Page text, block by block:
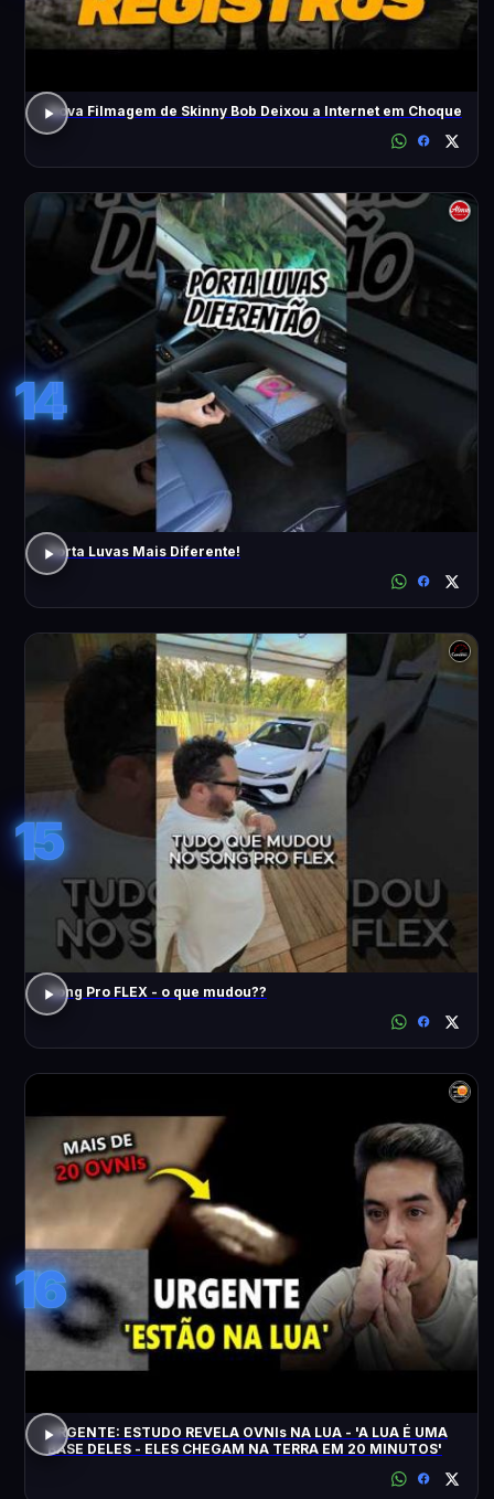
Nova Filmagem de Skinny Bob Deixou a Internet em Choque
14
Porta Luvas Mais Diferente!
15
Song Pro FLEX - o que mudou??
16
URGENTE: ESTUDO REVELA OVNIs NA LUA - 'A LUA É UMA
BASE DELES - ELES CHEGAM NA TERRA EM 20 MINUTOS'